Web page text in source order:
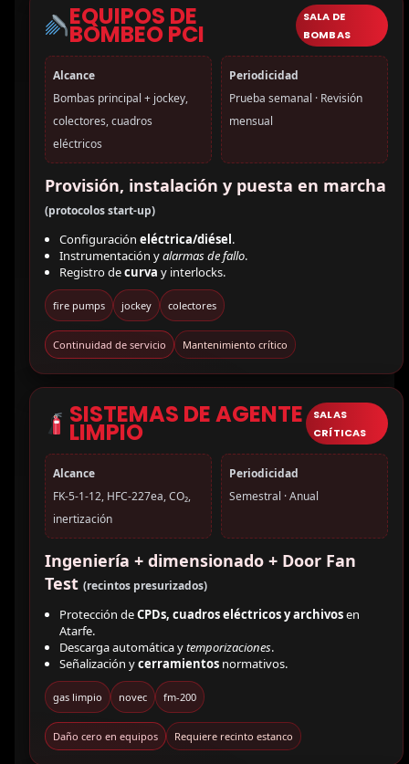
EQUIPOS DE
BOMBEO PCI
SALA DE
BOMBAS
Alcance
Bombas principal + jockey,
colectores, cuadros
eléctricos
Periodicidad
Prueba semanal · Revisión
mensual
Provisión, instalación y puesta en marcha
(protocolos start-up)
Configuración eléctrica/diésel.
Instrumentación yalarmas de fallo.
Registro decurva y interlocks.
fire pumps jockey colectores
Continuidad de servicio Mantenimiento crítico
SISTEMAS DE AGENTE
LIMPIO
SALAS
CRÍTICAS
Alcance
FK-5-1-12, HFC-227ea, CO₂,
inertización
Periodicidad
Semestral · Anual
Ingeniería + dimensionado + Door Fan
Test (recintos presurizados)
Protección deCPDs, cuadros eléctricos y archivosen
Atarfe.
Descarga automática ytemporizaciones.
Señalización ycerramientosnormativos.
gas limpio novec fm-200
Daño cero en equipos Requiere recinto estanco